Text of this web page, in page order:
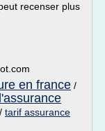
recenser plus
en france /
/ tarif assurance